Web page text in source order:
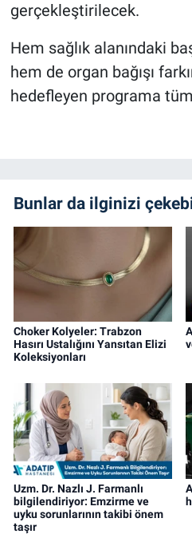
gerçekleştirilecek.
Hem sağlık alanındaki
hem de organ bağışı
hedefleyen programa
Bunlar da ilginizi
Choker Kolyeler: Trabzon
Hasırı Ustalığını Yansıtan Elizi
Koleksiyonları
Uzm. Dr. Nazlı J. Farmanlı
bilgilendiriyor: Emzirme ve
uyku sorunlarının takibi önem
taşır